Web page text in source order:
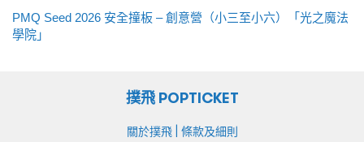
PMQ Seed 2026 安全撞板 – 創意營（小三至小六）「光之魔法
學院」
撲飛 POPTICKET
關於撲飛| 條款及細則